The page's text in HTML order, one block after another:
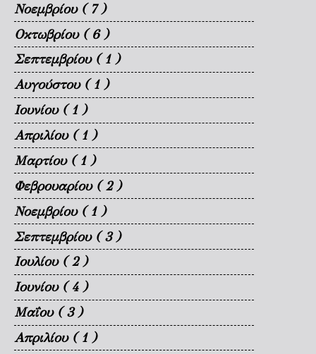
Νοεμβρίου ( 7 )
Οκτωβρίου ( 6 )
Σεπτεμβρίου ( 1 )
Αυγούστου ( 1 )
Ιουνίου ( 1 )
Απριλίου ( 1 )
Μαρτίου ( 1 )
Φεβρουαρίου ( 2 )
Νοεμβρίου ( 1 )
Σεπτεμβρίου ( 3 )
Ιουλίου ( 2 )
Ιουνίου ( 4 )
Μαΐου ( 3 )
Απριλίου ( 1 )